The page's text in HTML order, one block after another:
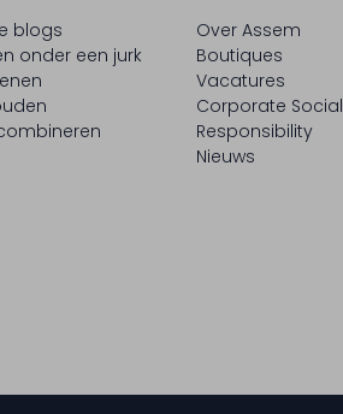
blogs
onder een jurk
Over Assem
Boutiques
Vacatures
Corporate Social
Responsibility
Nieuws